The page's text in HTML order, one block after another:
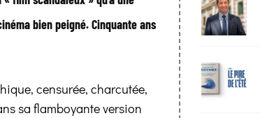
bien peigné. Cinquante ans
censurée, charcutée,
sa flamboyante version